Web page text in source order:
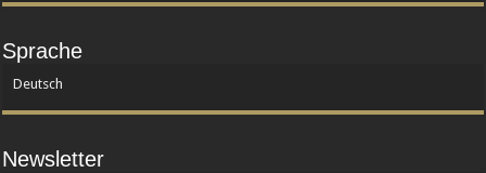
Sprache
Deutsch
Newsletter